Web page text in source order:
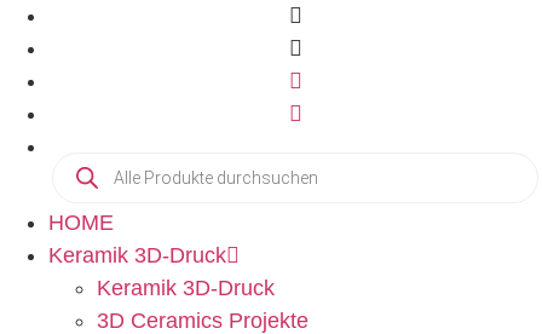
HOME
Keramik 3D-Druck
Keramik 3D-Druck
3D Ceramics Projekte